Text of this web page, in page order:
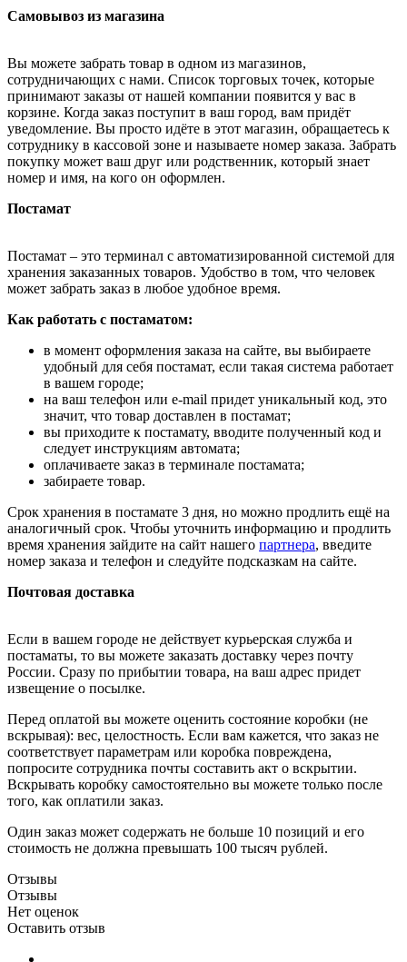
Самовывоз из магазина
Вы можете забрать товар в одном из магазинов,
сотрудничающих с нами. Список торговых точек, которые
принимают заказы от нашей компании появится у вас в
корзине. Когда заказ поступит в ваш город, вам придёт
уведомление. Вы просто идёте в этот магазин, обращаетесь к
сотруднику в кассовой зоне и называете номер заказа. Забрать
покупку может ваш друг или родственник, который знает
номер и имя, на кого он оформлен.
Постамат
Постамат – это терминал с автоматизированной системой для
хранения заказанных товаров. Удобство в том, что человек
может забрать заказ в любое удобное время.
Как работать с постаматом:
в момент оформления заказа на сайте, вы выбираете
удобный для себя постамат, если такая система работает
в вашем городе;
на ваш телефон или e-mail придет уникальный код, это
значит, что товар доставлен в постамат;
вы приходите к постамату, вводите полученный код и
следует инструкциям автомата;
оплачиваете заказ в терминале постамата;
забираете товар.
Срок хранения в постамате 3 дня, но можно продлить ещё на
аналогичный срок. Чтобы уточнить информацию и продлить
время хранения зайдите на сайт нашего партнера, введите
номер заказа и телефон и следуйте подсказкам на сайте.
Почтовая доставка
Если в вашем городе не действует курьерская служба и
постаматы, то вы можете заказать доставку через почту
России. Сразу по прибытии товара, на ваш адрес придет
извещение о посылке.
Перед оплатой вы можете оценить состояние коробки (не
вскрывая): вес, целостность. Если вам кажется, что заказ не
соответствует параметрам или коробка повреждена,
попросите сотрудника почты составить акт о вскрытии.
Вскрывать коробку самостоятельно вы можете только после
того, как оплатили заказ.
Один заказ может содержать не больше 10 позиций и его
стоимость не должна превышать 100 тысяч рублей.
Отзывы
Отзывы
Нет оценок
Оставить отзыв